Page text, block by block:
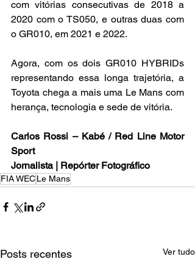
com vitórias consecutivas de 2018 a
2020 com o TS050, e outras duas com
o GR010, em 2021 e 2022.
Agora, com os dois GR010 HYBRIDs
representando essa longa trajetória, a
Toyota chega a mais uma Le Mans com
herança, tecnologia e sede de vitória.
Carlos Rossi – Kabé / Red Line Motor
Sport
Jornalista | Repórter Fotográfico
FIA WECLe Mans
Posts recentes Ver tudo